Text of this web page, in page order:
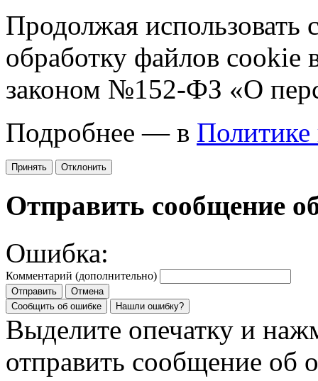
Продолжая использовать
обработку файлов cookie
законом №152-ФЗ «О
Подробнее — в Политике
Принять Отклонить
Отправить сообщение
Ошибка:
Комментарий (дополнительно)
Отправить
Отмена
Сообщить об ошибке
Нашли ошибку?
Выделите опечатку и
отправить сообщение об